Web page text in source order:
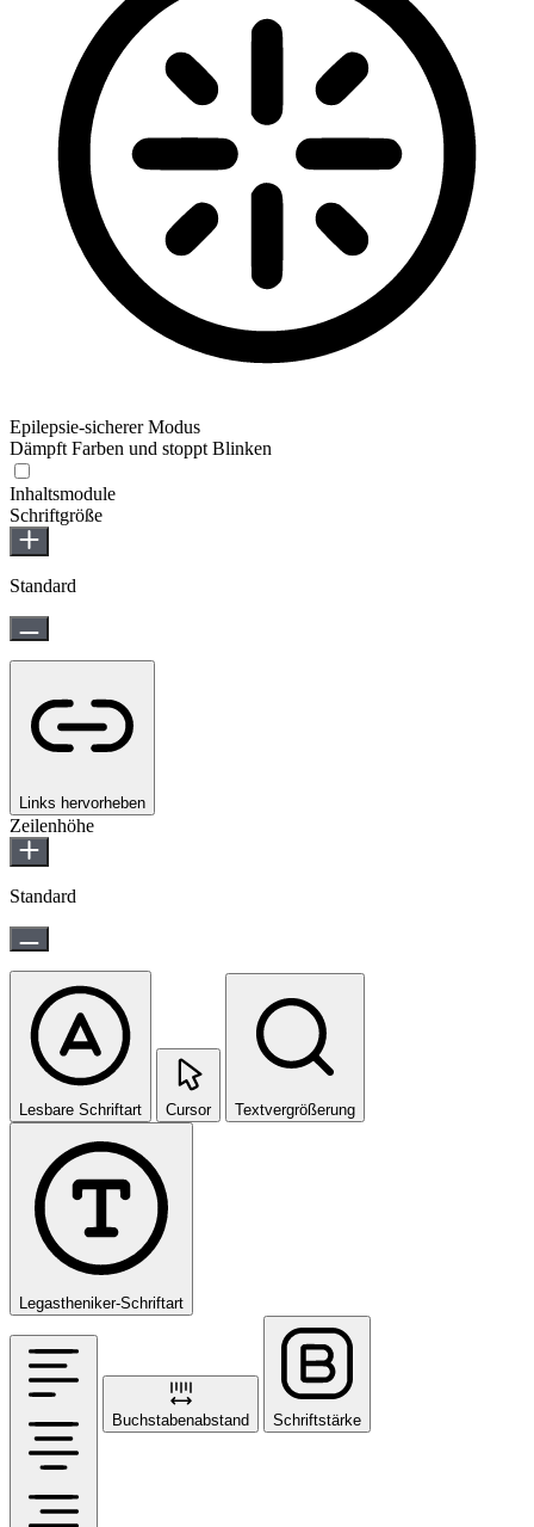
Epilepsie-sicherer Modus
Dämpft Farben und stoppt Blinken
Inhaltsmodule
Schriftgröße
Standard
Links hervorheben
Zeilenhöhe
Standard
Lesbare Schriftart Cursor Textvergrößerung
Legastheniker-Schriftart
Buchstabenabstand Schriftstärke